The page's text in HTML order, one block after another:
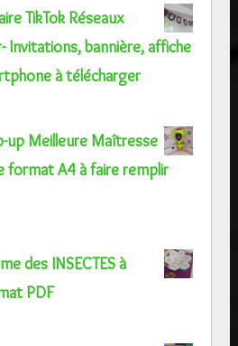
TikTok Réseaux
Invitations, bannière, affiche
à télécharger
Meilleure Maîtresse
format A4 à faire remplir
des INSECTES à
PDF